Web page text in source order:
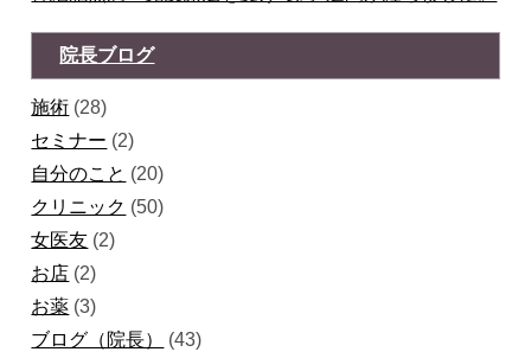
院長ブログ
施術 (28)
セミナー (2)
自分のこと (20)
クリニック (50)
女医友 (2)
お店 (2)
お薬 (3)
ブログ（院長）
(43)